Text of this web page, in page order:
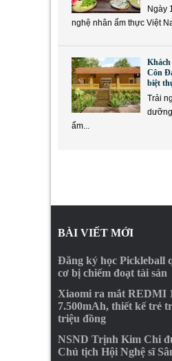
Ngày
nghệ nhân ẩm thực Việt
Khách
Côn
biệt
Trải
ẩm...
BÀI VIẾT MỚI
Đăng ký học Pickleball
cơ bị chiếm đoạt tài sản
Xiaomi ra mắt REDMI
7.500mAh, thiết kế trẻ
triệu đồng
NSND Trịnh Kim Chi
Chủ tịch Hội Nghệ sĩ